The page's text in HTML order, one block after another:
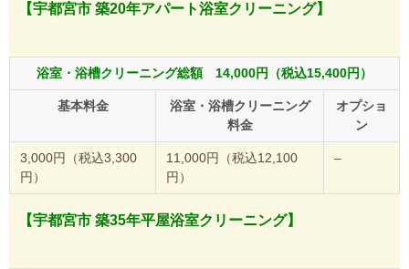
【宇都宮市 築20年アパート浴室クリーニング】
浴室・浴槽クリーニング総額 14,000円（税込15,400円）
基本料金
浴室・浴槽クリーニング
料金
オプショ
ン
3,000円（税込3,300
円）
11,000円（税込12,100
円）
–
【宇都宮市 築35年平屋浴室クリーニング】